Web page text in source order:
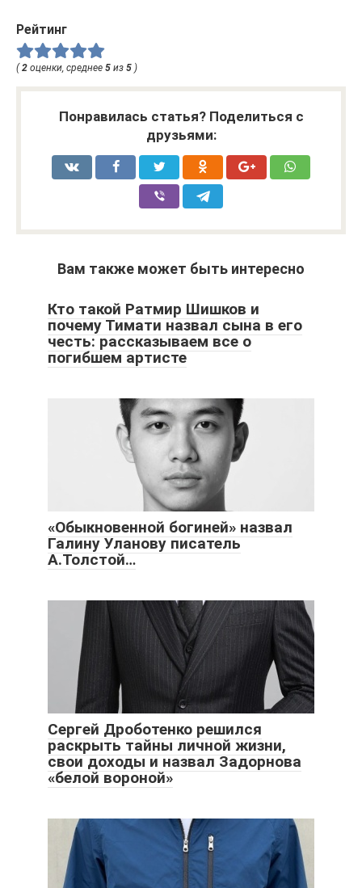
Рейтинг
(2 оценки, среднее 5 из 5 )
Понравилась статья? Поделиться с
друзьями:
Вам также может быть интересно
Кто такой Ратмир Шишков и
почему Тимати назвал сына в его
честь: рассказываем все о
погибшем артисте
«Обыкновенной богиней» назвал
Галину Уланову писатель
А.Толстой…
Сергей Дроботенко решился
раскрыть тайны личной жизни,
свои доходы и назвал Задорнова
«белой вороной»